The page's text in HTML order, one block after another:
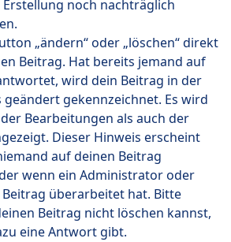
noch nachträglich
„ändern“ oder „löschen“ direkt
Beitrag. Hat bereits jemand auf
wird dein Beitrag in der
geändert gekennzeichnet. Es wird
Bearbeitungen als auch der
Dieser Hinweis erscheint
auf deinen Beitrag
wenn ein Administrator oder
überarbeitet hat. Bitte
Beitrag nicht löschen kannst,
eine Antwort gibt.